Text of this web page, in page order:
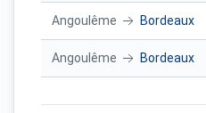
Angoulême Bordeaux
Angoulême Bordeaux